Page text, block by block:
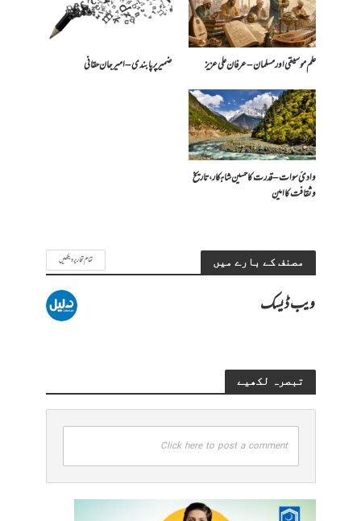
علم موسیقی اور مسلمان – عرفان علی عزیز ضمیر پر پابندی – امیرجان حقانی
وادیٔ سوات – قدرت کا حسین شاہکار، تاریخ
و ثقافت کا امین
مصنف کے بارے میں تمام تحاریر دیکھیں
ویب ڈیسک
تبصرہ لکھیے
Click here to post a comment